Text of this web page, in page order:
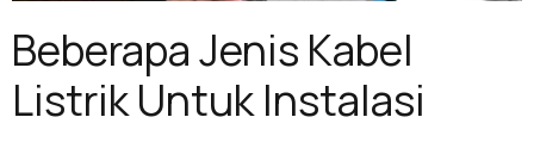
Beberapa Jenis Kabel
Listrik Untuk Instalasi